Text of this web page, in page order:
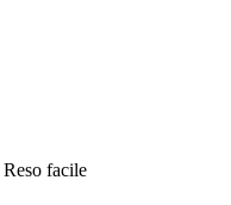
Reso facile